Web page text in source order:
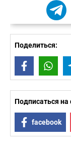
Поделиться:
Facebook
Подписаться на
facebook